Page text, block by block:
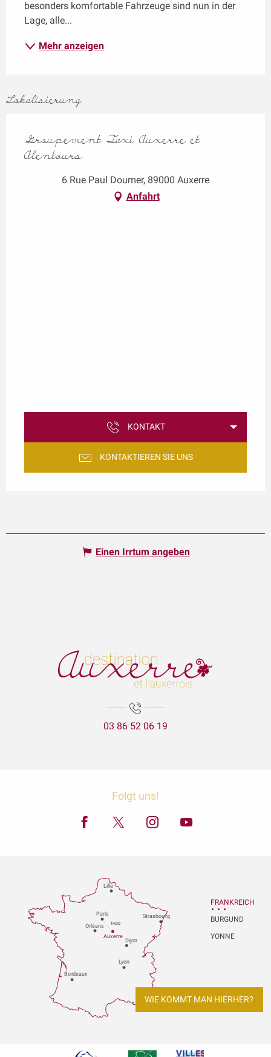
besonders komfortable Fahrzeuge sind nun in der
Lage, alle...
Mehr anzeigen
Lokalisierung
Groupement Taxi Auxerre et
Alentours
6 Rue Paul Doumer, 89000 Auxerre
Anfahrt
KONTAKT
KONTAKTIEREN SIE UNS
Einen Irrtum angeben
03 86 52 06 19
Folgt uns!
Paris
Dijon
Orléans
Bordeaux
Lyon
Auxerre
Strasbourg
Lille
1H30
FRANKREICH
BURGUND
YONNE
WIE KOMMT MAN HIERHER?